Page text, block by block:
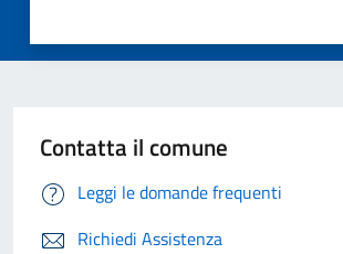
Contatta il comune
Leggi le domande frequenti
Richiedi Assistenza